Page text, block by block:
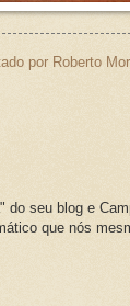
por Roberto
do seu blog e
que nós